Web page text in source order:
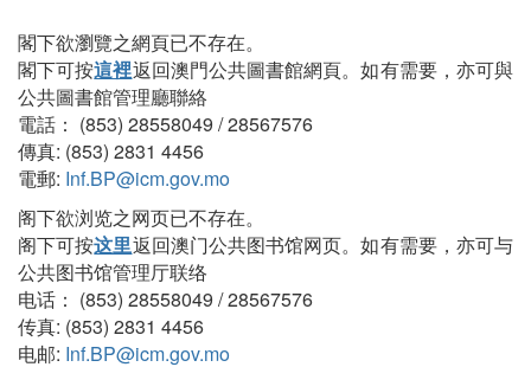
閣下欲瀏覽之網頁已不存在。
閣下可按這裡返回澳門公共圖書館網頁。如有需要，亦可與
公共圖書館管理廳聯絡
電話： (853) 28558049 / 28567576
傳真: (853) 2831 4456
電郵: Inf.BP@icm.gov.mo
阁下欲浏览之网页已不存在。
阁下可按这里返回澳门公共图书馆网页。如有需要，亦可与
公共图书馆管理厅联络
电话： (853) 28558049 / 28567576
传真: (853) 2831 4456
电邮: Inf.BP@icm.gov.mo